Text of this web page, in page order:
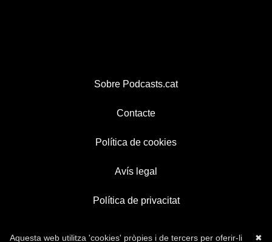
Sobre Podcasts.cat
Contacte
Política de cookies
Avís legal
Política de privacitat
✖
Aquesta web utilitza 'cookies' pròpies i de tercers per oferir-li